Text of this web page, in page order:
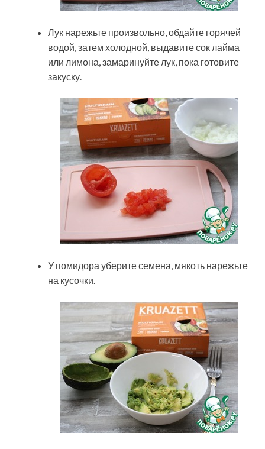
Лук нарежьте произвольно, обдайте горячей
водой, затем холодной, выдавите сок лайма
или лимона, замаринуйте лук, пока готовите
закуску.
У помидора уберите семена, мякоть нарежьте
на кусочки.